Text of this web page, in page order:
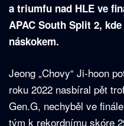
a triumfu nad HLE ve
APAC South Split 2,
náskokem.
Jeong „Chovy“ Ji-hoon
roku 2022 nasbíral pět
Gen.G, nechyběl ve
tým k rekordnímu skóre